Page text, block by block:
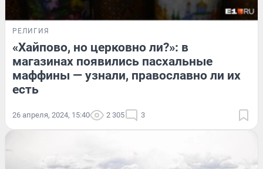
РЕЛИГИЯ
«Хайпово, но церковно ли?»: в
магазинах появились пасхальные
маффины — узнали, православно ли их
есть
26 апреля, 2024, 15:40 2 305 3